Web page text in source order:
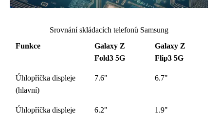
Srovnání skládacích telefonů Samsung
Funkce
Galaxy Z
Fold3 5G
Galaxy Z
Flip3 5G
Úhlopříčka displeje
(hlavní)
7.6" 6.7"
Úhlopříčka displeje
6.2" 1.9"